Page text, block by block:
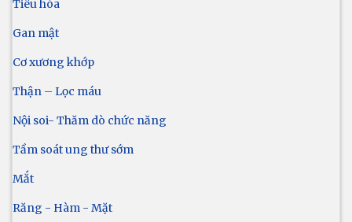
Tiêu hóa
Gan mật
Cơ xương khớp
Thận – Lọc máu
Nội soi- Thăm dò chức năng
Tầm soát ung thư sớm
Mắt
Răng - Hàm - Mặt